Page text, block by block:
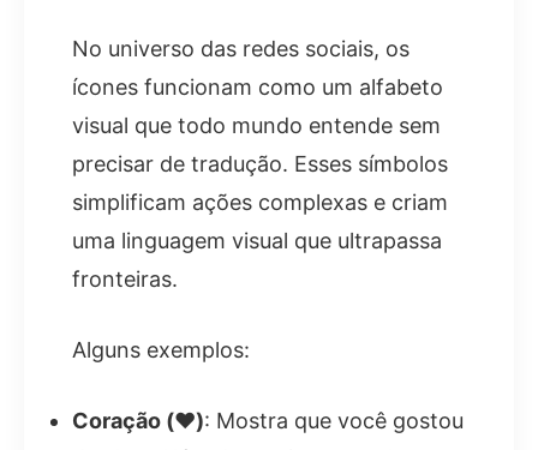
No universo das redes sociais, os
ícones funcionam como um alfabeto
visual que todo mundo entende sem
precisar de tradução. Esses símbolos
simplificam ações complexas e criam
uma linguagem visual que ultrapassa
fronteiras.
Alguns exemplos:
Coração (❤️): Mostra que você gostou